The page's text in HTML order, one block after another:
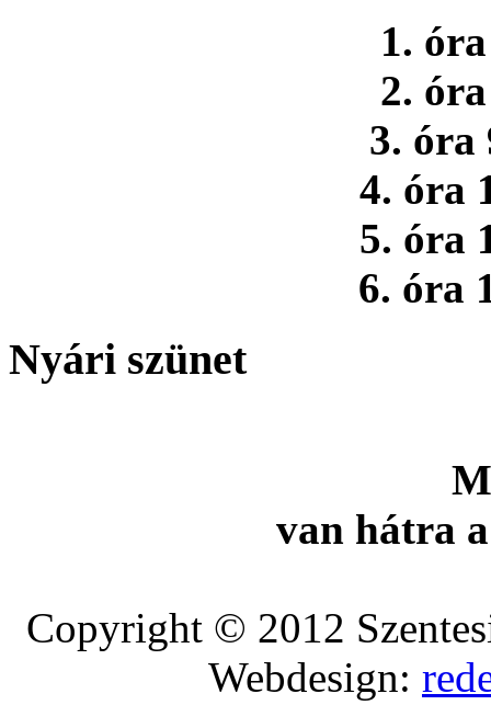
1.
2.
3. óra
4. óra
5. óra
6. óra
Nyári szünet
van hátra
Copyright © 2012
Webdesign: